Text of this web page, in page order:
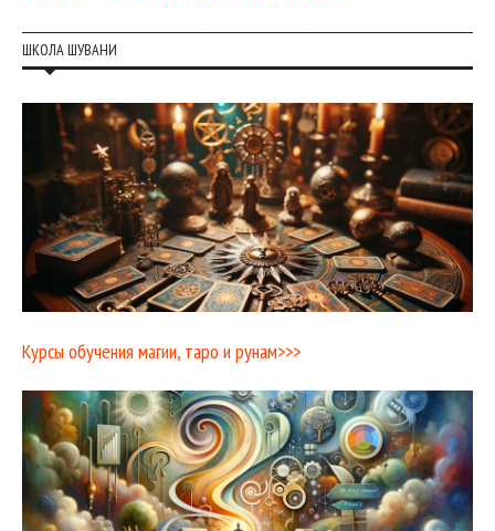
ШКОЛА ШУВАНИ
Курсы обучения магии, таро и рунам>>>